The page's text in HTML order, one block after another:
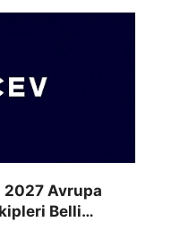
Avrupa
Belli